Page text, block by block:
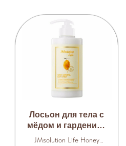
Лосьон для тела с
мёдом и гарденией
500 мл.
JMsolution Life Honey